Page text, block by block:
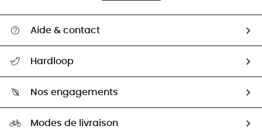
Aide & contact
Retour & remboursement
Guide des tailles
Seconde Main
Hardloop
HardGuides
Nos engagements
Modes de livraison